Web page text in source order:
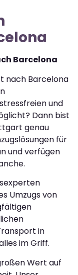
Barcelona
nach Barcelona
und
Dann bist
genau
für
und verfügen
Umzugs von
in
im Griff.
Wert auf